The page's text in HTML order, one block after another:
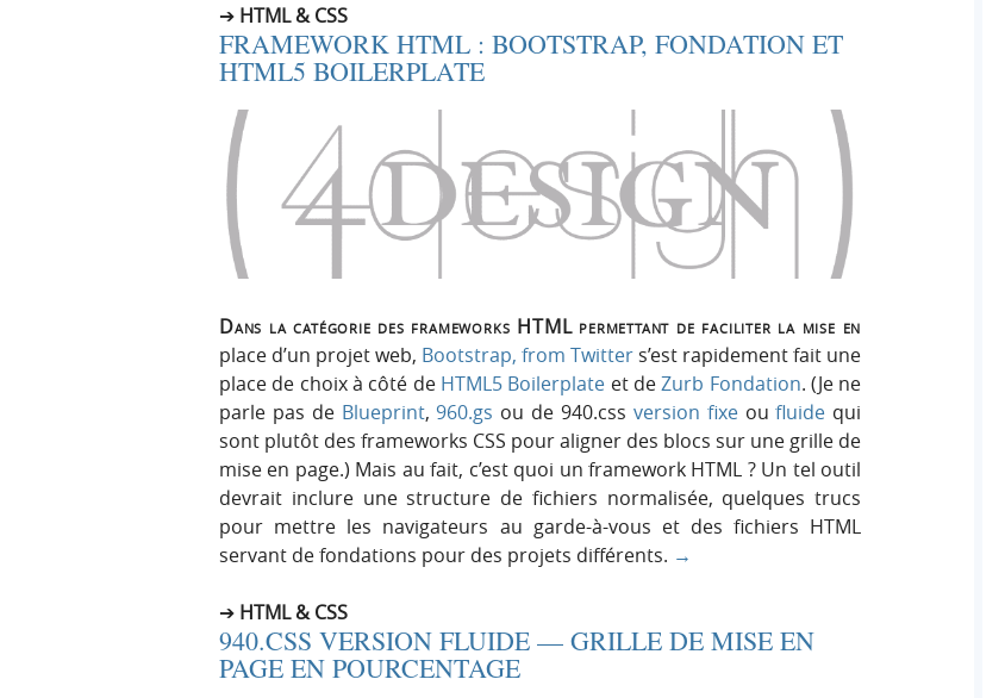
HTML & CSS
FRAMEWORK HTML : BOOTSTRAP, FONDATION ET
HTML5 BOILERPLATE
Dans la catégorie des frameworks HTML permettant de faciliter la mise en
place d’un projet web, Bootstrap, from Twitter s’est rapidement fait une
place de choix à côté de HTML5 Boilerplate et deZurb Fondation. (Je ne
parle pas de Blueprint,960.gs ou de 940.css version fixeoufluide qui
sont plutôt des frameworks CSS pour aligner des blocs sur une grille de
mise en page.) Mais au fait, c’est quoi un framework HTML ? Un tel outil
devrait inclure une structure de fichiers normalisée, quelques trucs
pour mettre les navigateurs au garde-à-vous et des fichiers HTML
servant de fondations pour des projets différents. →
HTML & CSS
940.CSS VERSION FLUIDE — GRILLE DE MISE EN
PAGE EN POURCENTAGE